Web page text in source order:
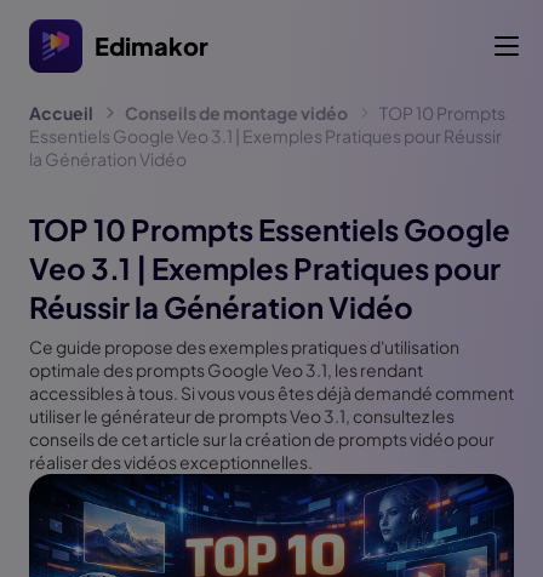
Edimakor
Accueil Conseils de montage vidéo
TOP 10 Prompts
Essentiels Google Veo 3.1 | Exemples Pratiques pour Réussir
la Génération Vidéo
TOP 10 Prompts Essentiels Google
Veo 3.1 | Exemples Pratiques pour
Réussir la Génération Vidéo
Ce guide propose des exemples pratiques d'utilisation
optimale des prompts Google Veo 3.1, les rendant
accessibles à tous. Si vous vous êtes déjà demandé comment
utiliser le générateur de prompts Veo 3.1, consultez les
conseils de cet article sur la création de prompts vidéo pour
réaliser des vidéos exceptionnelles.